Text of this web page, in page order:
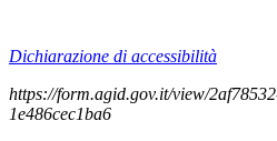
Dichiarazione di accessibilità
https://form.agid.gov.it/view/
1e486cec1ba6